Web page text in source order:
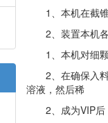
1、本机在截锥
2、装置本机各
1、本机对细颗
2、在确保入料
溶液，然后稀
2、成为VIP后，